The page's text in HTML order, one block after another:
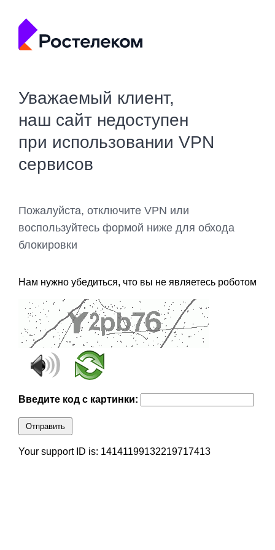
Уважаемый клиент,
наш сайт недоступен
при использовании VPN
сервисов
Пожалуйста, отключите VPN или
воспользуйтесь формой ниже для обхода
блокировки
Нам нужно убедиться, что вы не являетесь роботом
Введите код с картинки:
Отправить
Your support ID is: 14141199132219717413